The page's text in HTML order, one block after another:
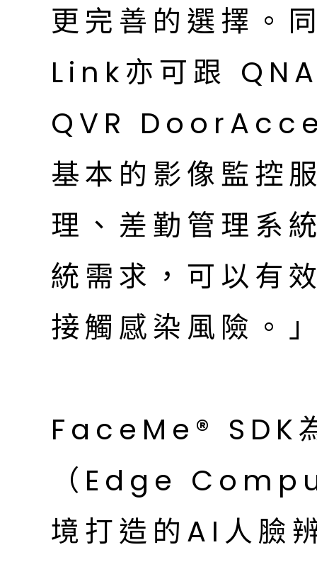
更完善的選擇。
Link亦可跟
QVR
基本的影像監控
理、差勤管理系
統需求，可以有
接觸感染風險。
FaceMe® SDK
（Edge
境打造的AI人臉